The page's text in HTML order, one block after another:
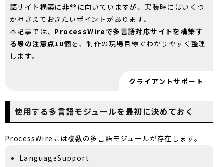
語サイト構築に非常に向いていますが、実装時にはいくつ
か押さえておきたいポイントがあります。
本記事では、 ProcessWireで多言語対応サイトを構築す
る際の注意点10個を、制作の現場目線でわかりやすく整理
します。
クライアントサポート
使用する多言語モジュールを最初に決めておく
ProcessWireには複数の多言語モジュールが存在します。
LanguageSupport